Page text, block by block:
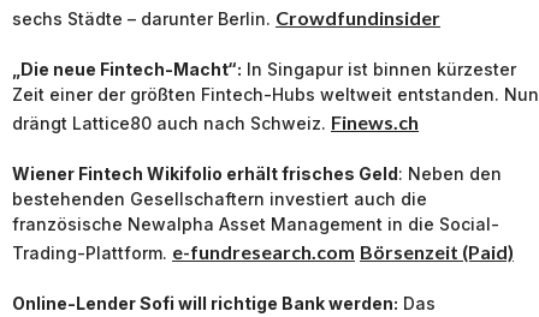
sechs Städte – darunter Berlin. Crowdfundinsider
„Die neue Fintech-Macht“: In Singapur ist binnen kürzester
Zeit einer der größten Fintech-Hubs weltweit entstanden. Nun
drängt Lattice80 auch nach Schweiz. Finews.ch
Wiener Fintech Wikifolio erhält frisches Geld : Neben den
bestehenden Gesellschaftern investiert auch die
französische Newalpha Asset Management in die Social-
Trading-Plattform. e-fundresearch.com Börsenzeit (Paid)
Online-Lender Sofi will richtige Bank werden: Das